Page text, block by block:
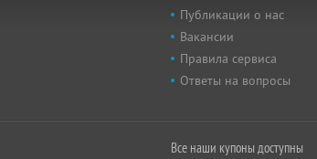
Публикации о нас
Вакансии
Правила сервиса
Ответы на вопросы
Все наши купоны доступны